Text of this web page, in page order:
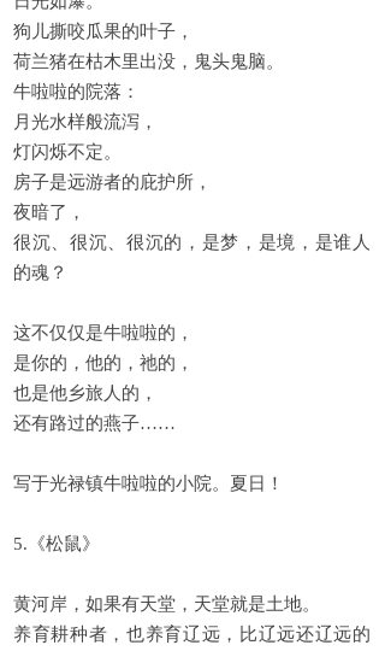
狗儿撕咬瓜果的叶子，
荷兰猪在枯木里出没，鬼头鬼脑。
牛啦啦的院落：
月光水样般流泻，
灯闪烁不定。
房子是远游者的庇护所，
夜暗了，
很沉、很沉、很沉的，是梦，是境，是谁人
的魂？
这不仅仅是牛啦啦的，
是你的，他的，祂的，
也是他乡旅人的，
还有路过的燕子……
写于光禄镇牛啦啦的小院。夏日！
5.《松鼠》
黄河岸，如果有天堂，天堂就是土地。
养育耕种者，也养育辽远，比辽远还辽远的